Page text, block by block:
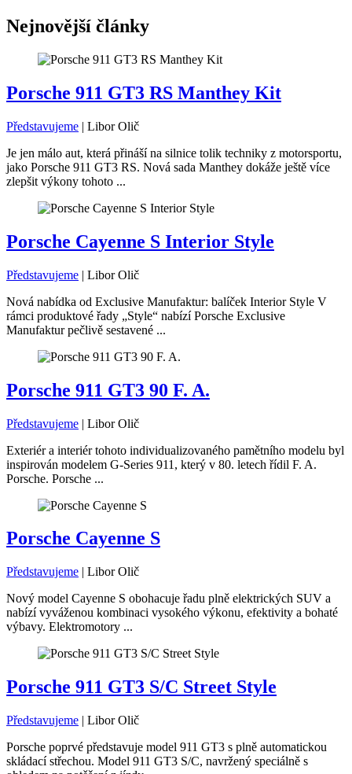
Nejnovější články
Porsche 911 GT3 RS Manthey Kit
Představujeme | Libor Olič
Je jen málo aut, která přináší na silnice tolik techniky z motorsportu,
jako Porsche 911 GT3 RS. Nová sada Manthey dokáže ještě více
zlepšit výkony tohoto ...
Porsche Cayenne S Interior Style
Představujeme | Libor Olič
Nová nabídka od Exclusive Manufaktur: balíček Interior Style V
rámci produktové řady „Style“ nabízí Porsche Exclusive
Manufaktur pečlivě sestavené ...
Porsche 911 GT3 90 F. A.
Představujeme | Libor Olič
Exteriér a interiér tohoto individualizovaného pamětního modelu byl
inspirován modelem G-Series 911, který v 80. letech řídil F. A.
Porsche. Porsche ...
Porsche Cayenne S
Představujeme | Libor Olič
Nový model Cayenne S obohacuje řadu plně elektrických SUV a
nabízí vyváženou kombinaci vysokého výkonu, efektivity a bohaté
výbavy. Elektromotory ...
Porsche 911 GT3 S/C Street Style
Představujeme | Libor Olič
Porsche poprvé představuje model 911 GT3 s plně automatickou
skládací střechou. Model 911 GT3 S/C, navržený speciálně s